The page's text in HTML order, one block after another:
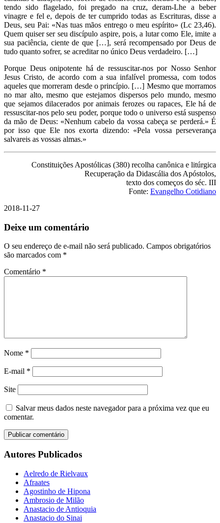
tendo sido flagelado, foi pregado na cruz, deram-Lhe a beber
vinagre e fel e, depois de ter cumprido todas as Escrituras, disse a
Deus, seu Pai: «Nas tuas mãos entrego o meu espírito» (Lc 23,46).
Quem quiser ser seu discípulo aspire, pois, a lutar como Ele, imite a
sua paciência, ciente de que […], será recompensado por Deus de
tudo quanto sofrer, se acreditar no único Deus verdadeiro. […]
Porque Deus onipotente há de ressuscitar-nos por Nosso Senhor
Jesus Cristo, de acordo com a sua infalível promessa, com todos
aqueles que morreram desde o princípio. […] Mesmo que morramos
no mar alto, mesmo que estejamos dispersos pelo mundo, mesmo
que sejamos dilacerados por animais ferozes ou rapaces, Ele há de
ressuscitar-nos pelo seu poder, porque todo o universo está suspenso
da mão de Deus: «Nenhum cabelo da vossa cabeça se perderá.» É
por isso que Ele nos exorta dizendo: «Pela vossa perseverança
salvareis as vossas almas.»
Constituições Apostólicas (380) recolha canônica e litúrgica
Recuperação da Didascália dos Apóstolos,
texto dos começos do séc. III
Fonte: Evangelho Cotidiano
2018-11-27
Deixe um comentário
O seu endereço de e-mail não será publicado. Campos obrigatórios
são marcados com *
Comentário *
Nome *
E-mail *
Site
Salvar meus dados neste navegador para a próxima vez que eu
comentar.
Autores Publicados
Aelredo de Rielvaux
Afraates
Agostinho de Hipona
Ambrosio de Milão
Anastacio de Antioquia
Anastacio do Sinai